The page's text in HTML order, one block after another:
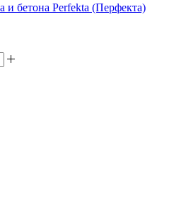
и бетона Perfekta (Перфекта)